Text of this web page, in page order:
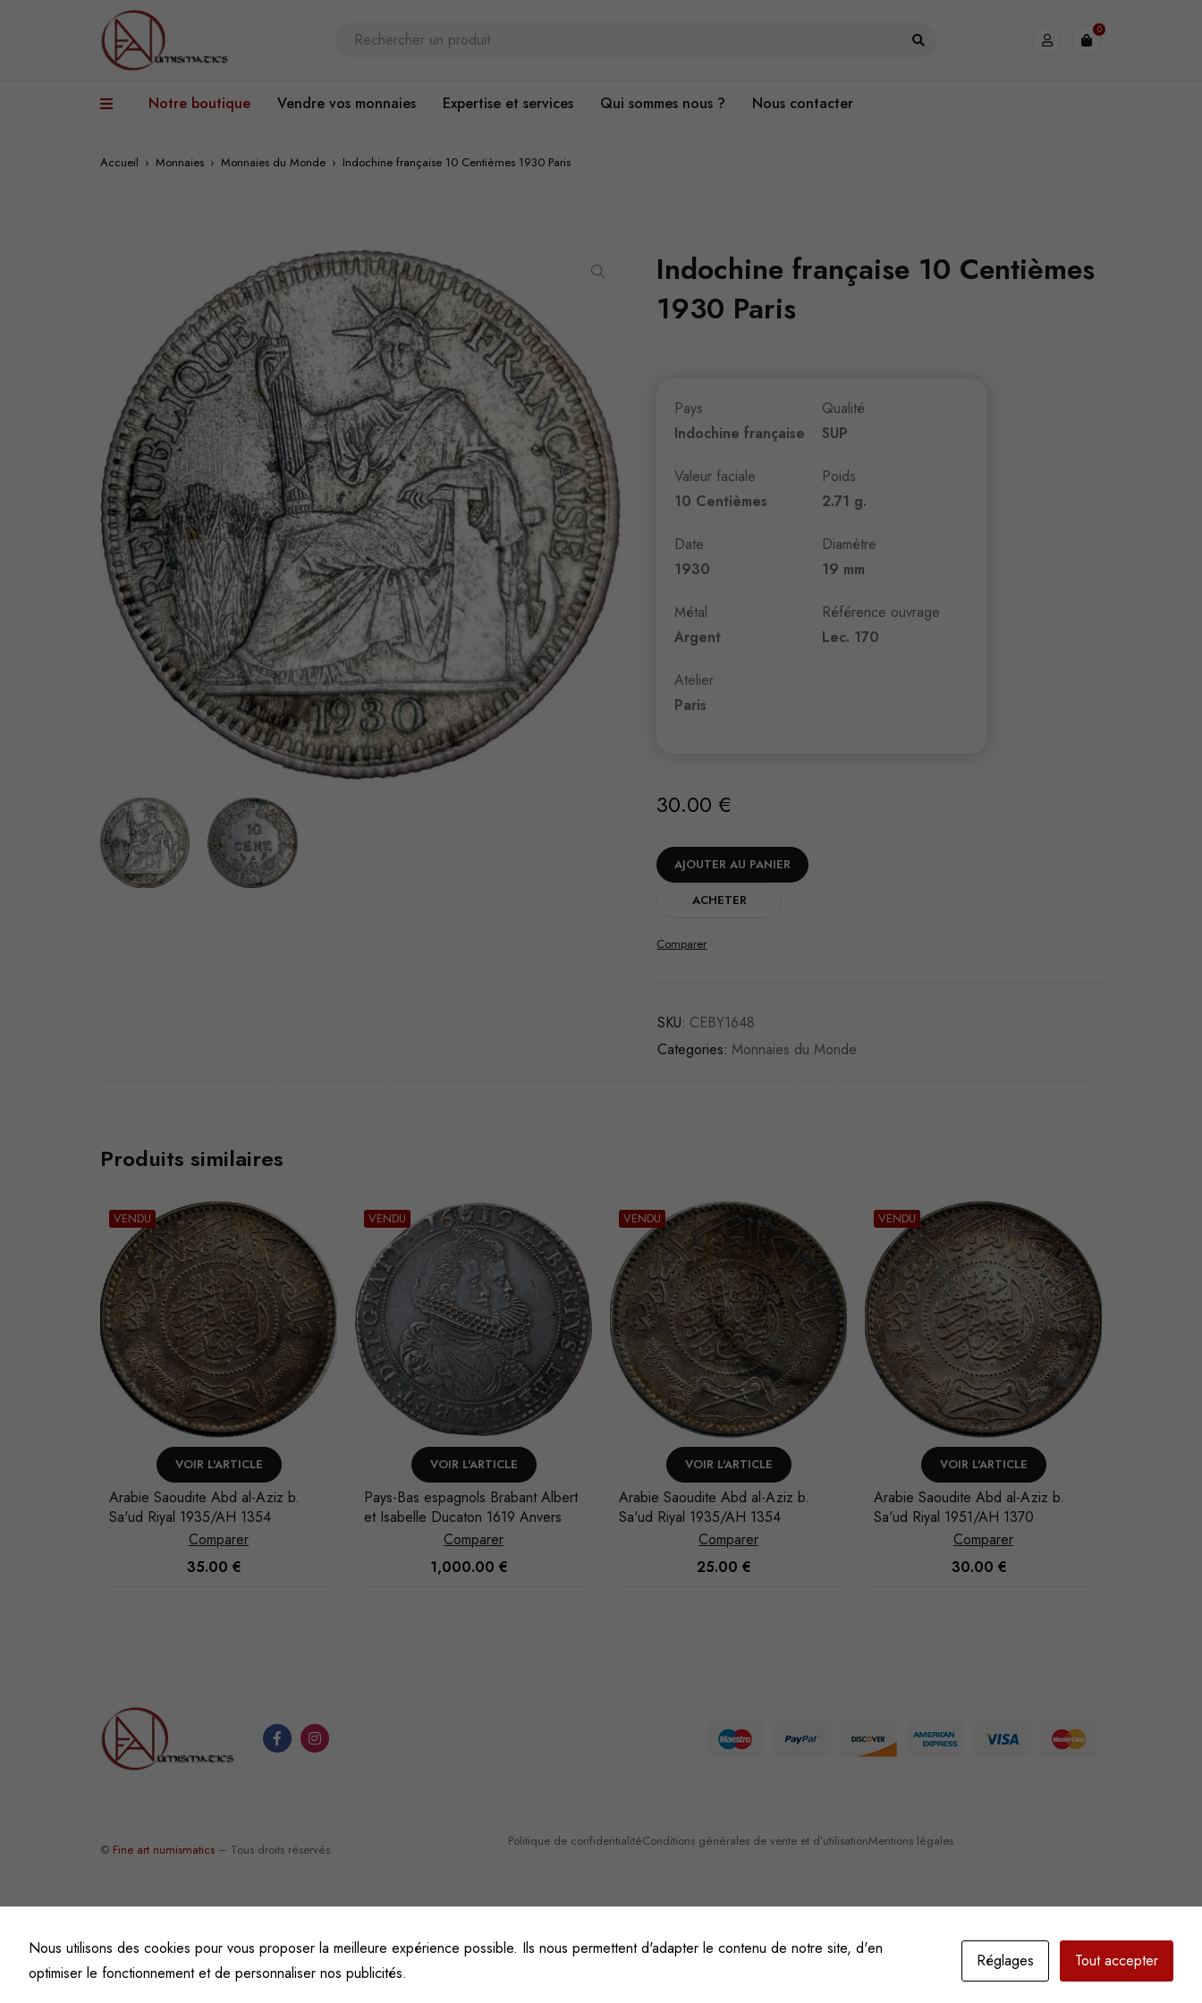
0
Notre boutique Vendre vos monnaies Expertise et services Qui sommes nous ? Nous contacter
Accueil › Monnaies › Monnaies du Monde › Indochine française 10 Centièmes 1930 Paris
Indochine française 10 Centièmes
1930 Paris
Pays
Indochine française
Valeur faciale
10 Centièmes
Date
1930
Métal
Argent
Atelier
Paris
Qualité
SUP
Poids
2.71 g.
Diamètre
19 mm
Référence ouvrage
Lec. 170
30.00€
AJOUTER AU PANIER
ACHETER
Comparer
SKU: CEBY1648
Categories: Monnaies du Monde
Produits similaires
VENDU
VOIR L'ARTICLE
Pays-Bas espagnols Brabant Albert
et Isabelle Ducaton 1619 Anvers
Comparer
1,000.00
VENDU
VOIR L'ARTICLE
Arabie Saoudite Abd al-Aziz b.
Sa'ud Riyal 1935/AH 1354
Comparer
25.00€
VENDU
VOIR L'ARTICLE
Arabie Saoudite Abd al-Aziz b.
Sa'ud Riyal 1951/AH 1370
Comparer
30.00€
AJOUTER AU PANIER
Arabie Saoudite Abd al-Aziz b.
Sa'ud Riyal 1948/AH 1367
Comparer
35.00 €
© Fine art numismatics – Tous droits réservés.
Politique de confidentialitéConditions générales de vente et d’utilisationMentions légales
Nous utilisons des cookies pour vous proposer la meilleure expérience possible. Ils nous permettent d'adapter le contenu de notre site, d'en
optimiser le fonctionnement et de personnaliser nos publicités.
Réglages Tout accepter
Afin que
puissions